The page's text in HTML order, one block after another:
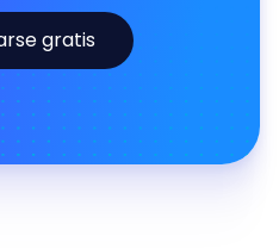
gratis